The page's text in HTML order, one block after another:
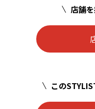
店舗
この